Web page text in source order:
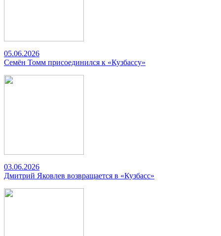
05.06.2026
Семён Томм присоединился к «Кузбассу»
03.06.2026
Дмитрий Яковлев возвращается в «Кузбасс»